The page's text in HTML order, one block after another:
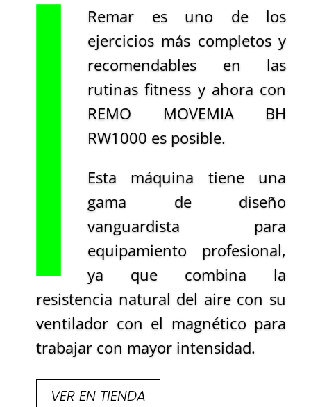
Remar es uno de los
ejercicios más completos y
recomendables en las
rutinas fitness y ahora con
REMO MOVEMIA BH
RW1000 es posible.
Esta máquina tiene una
gama de diseño
vanguardista para
equipamiento profesional,
ya que combina la
resistencia natural del aire con su
ventilador con el magnético para
trabajar con mayor intensidad.
VER EN TIENDA